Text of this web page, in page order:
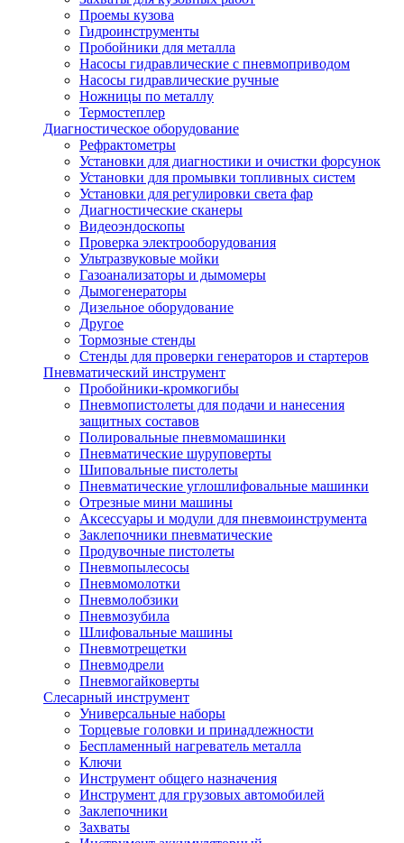
Проемы кузова
Гидроинструменты
Пробойники для металла
Насосы гидравлические с пневмоприводом
Насосы гидравлические ручные
Ножницы по металлу
Термостеплер
Диагностическое оборудование
Рефрактометры
Установки для диагностики и очистки форсунок
Установки для промывки топливных систем
Установки для регулировки света фар
Диагностические сканеры
Видеоэндоскопы
Проверка электрооборудования
Ультразвуковые мойки
Газоанализаторы и дымомеры
Дымогенераторы
Дизельное оборудование
Другое
Тормозные стенды
Стенды для проверки генераторов и стартеров
Пневматический инструмент
Пробойники-кромкогибы
Пневмопистолеты для подачи и нанесения
защитных составов
Полировальные пневмомашинки
Пневматические шуруповерты
Шиповальные пистолеты
Пневматические углошлифовальные машинки
Отрезные мини машины
Аксессуары и модули для пневмоинструмента
Заклепочники пневматические
Продувочные пистолеты
Пневмопылесосы
Пневмомолотки
Пневмолобзики
Пневмозубила
Шлифовальные машины
Пневмотрещетки
Пневмодрели
Пневмогайковерты
Слесарный инструмент
Универсальные наборы
Торцевые головки и принадлежности
Беспламенный нагреватель металла
Ключи
Инструмент общего назначения
Инструмент для грузовых автомобилей
Заклепочники
Захваты